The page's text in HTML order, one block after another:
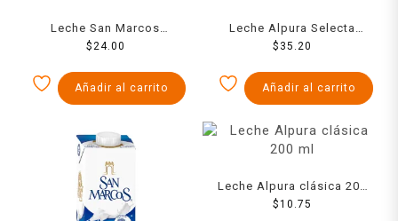
Leche San Marcos
semidescremada 1 l
$24.00
Añadir al carrito
Leche Alpura Selecta
entera 1 l
$ 35.20
Añadir al carrito
Leche Alpura clásica 200
ml
$10.75